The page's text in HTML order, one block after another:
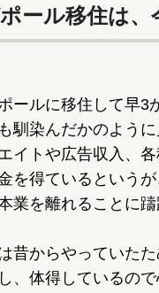
ール移住は
ールに移住して早3
馴染んだかのように
イトや広告収入、
を得ているという
業を離れることに躊
は昔からやっていた
、体得しているの